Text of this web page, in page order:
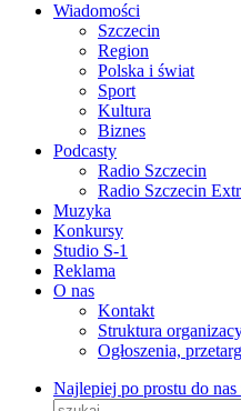
Wiadomości
Szczecin
Region
Polska i świat
Sport
Kultura
Biznes
Podcasty
Radio Szczecin
Radio Szczecin
Muzyka
Konkursy
Studio S-1
Reklama
O nas
Kontakt
Struktura
Ogłoszenia,
Najlepiej po prostu do nas